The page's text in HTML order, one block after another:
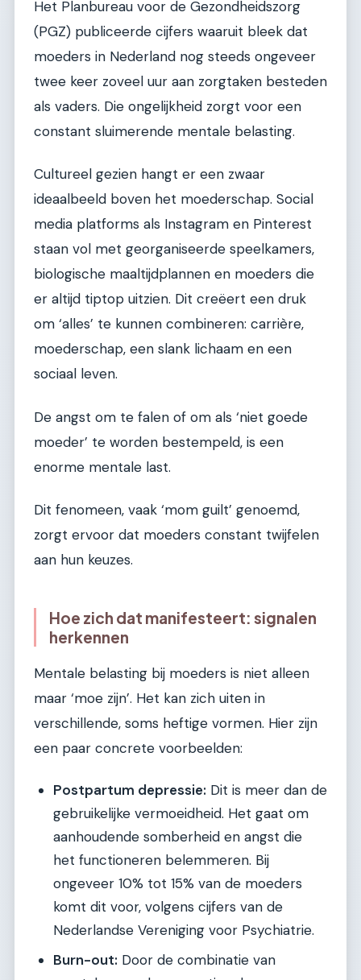
Het Planbureau voor de Gezondheidszorg
(PGZ) publiceerde cijfers waaruit bleek dat
moeders in Nederland nog steeds ongeveer
twee keer zoveel uur aan zorgtaken besteden
als vaders. Die ongelijkheid zorgt voor een
constant sluimerende mentale belasting.
Cultureel gezien hangt er een zwaar
ideaalbeeld boven het moederschap. Social
media platforms als Instagram en Pinterest
staan vol met georganiseerde speelkamers,
biologische maaltijdplannen en moeders die
er altijd tiptop uitzien. Dit creëert een druk
om ‘alles’ te kunnen combineren: carrière,
moederschap, een slank lichaam en een
sociaal leven.
De angst om te falen of om als ‘niet goede
moeder’ te worden bestempeld, is een
enorme mentale last.
Dit fenomeen, vaak ‘mom guilt’ genoemd,
zorgt ervoor dat moeders constant twijfelen
aan hun keuzes.
Hoe zich dat manifesteert: signalen
herkennen
Mentale belasting bij moeders is niet alleen
maar ‘moe zijn’. Het kan zich uiten in
verschillende, soms heftige vormen. Hier zijn
een paar concrete voorbeelden:
Postpartum depressie: Dit is meer dan de
gebruikelijke vermoeidheid. Het gaat om
aanhoudende somberheid en angst die
het functioneren belemmeren. Bij
ongeveer 10% tot 15% van de moeders
komt dit voor, volgens cijfers van de
Nederlandse Vereniging voor Psychiatrie.
Burn-out: Door de combinatie van